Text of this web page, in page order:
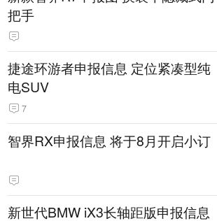
把手
捷途环游者申报信息 定位紧凑型纯
电SUV
7
智界RX申报信息 将于8月开启小订
新世代BMW iX3长轴距版申报信息